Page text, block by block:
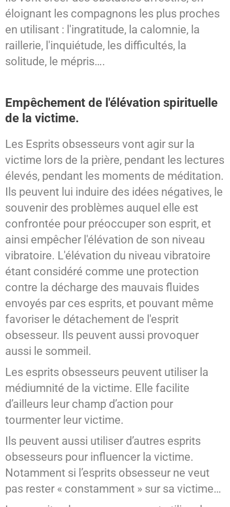
éloignant les compagnons les plus proches
en utilisant : l'ingratitude, la calomnie, la
raillerie, l'inquiétude, les difficultés, la
solitude, le mépris….
Empêchement de l'élévation spirituelle
de la victime.
Les Esprits obsesseurs vont agir sur la
victime lors de la prière, pendant les lectures
élevés, pendant les moments de méditation.
Ils peuvent lui induire des idées négatives, le
souvenir des problèmes auquel elle est
confrontée pour préoccuper son esprit, et
ainsi empêcher l'élévation de son niveau
vibratoire. L'élévation du niveau vibratoire
étant considéré comme une protection
contre la décharge des mauvais fluides
envoyés par ces esprits, et pouvant même
favoriser le détachement de l'esprit
obsesseur. Ils peuvent aussi provoquer
aussi le sommeil.
Les esprits obsesseurs peuvent utiliser la
médiumnité de la victime. Elle facilite
d’ailleurs leur champ d’action pour
tourmenter leur victime.
Ils peuvent aussi utiliser d’autres esprits
obsesseurs pour influencer la victime.
Notamment si l’esprits obsesseur ne veut
pas rester « constamment » sur sa victime…